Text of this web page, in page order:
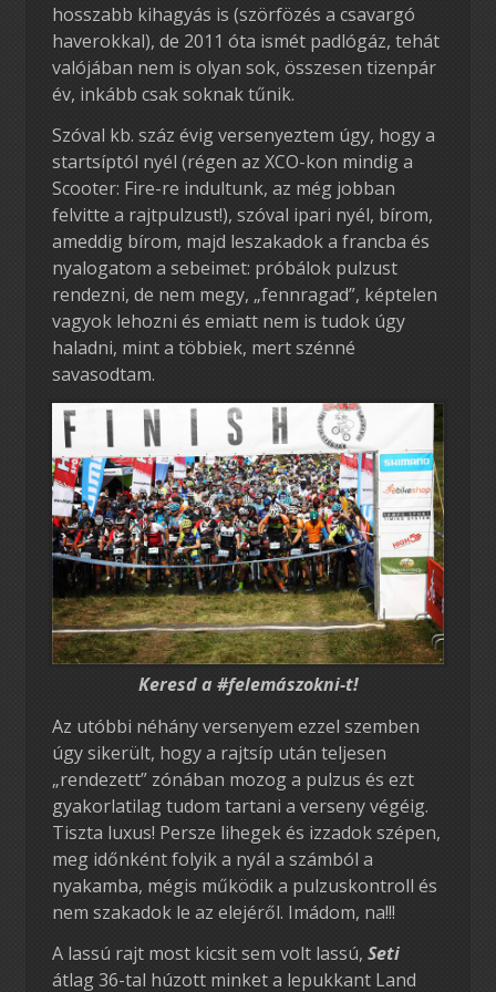
hosszabb kihagyás is (szörfözés a csavargó
haverokkal), de 2011 óta ismét padlógáz, tehát
valójában nem is olyan sok, összesen tizenpár
év, inkább csak soknak tűnik.
Szóval kb. száz évig versenyeztem úgy, hogy a
startsíptól nyél (régen az XCO-kon mindig a
Scooter: Fire-re indultunk, az még jobban
felvitte a rajtpulzust!), szóval ipari nyél, bírom,
ameddig bírom, majd leszakadok a francba és
nyalogatom a sebeimet: próbálok pulzust
rendezni, de nem megy, „fennragad”, képtelen
vagyok lehozni és emiatt nem is tudok úgy
haladni, mint a többiek, mert szénné
savasodtam.
Keresd a #felemászokni-t!
Az utóbbi néhány versenyem ezzel szemben
úgy sikerült, hogy a rajtsíp után teljesen
„rendezett” zónában mozog a pulzus és ezt
gyakorlatilag tudom tartani a verseny végéig.
Tiszta luxus! Persze lihegek és izzadok szépen,
meg időnként folyik a nyál a számból a
nyakamba, mégis működik a pulzuskontroll és
nem szakadok le az elejéről. Imádom, na!!!
A lassú rajt most kicsit sem volt lassú, Seti
átlag 36-tal húzott minket a lepukkant Land